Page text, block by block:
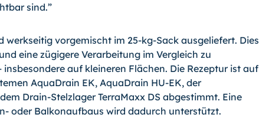
sind.”
werkseitig vorgemischt im 25-kg-Sack ausgeliefert. Dies
eine zügigere Verarbeitung im Vergleich zu
auf kleineren Flächen. Die Rezeptur ist auf
AquaDrain EK, AquaDrain HU-EK, der
Drain-Stelzlager TerraMaxx DS abgestimmt. Eine
oder Balkonaufbaus wird dadurch unterstützt.